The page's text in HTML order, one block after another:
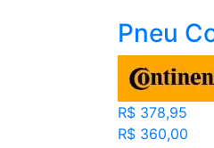
Pneu
R$ 378,95
R$ 360,00